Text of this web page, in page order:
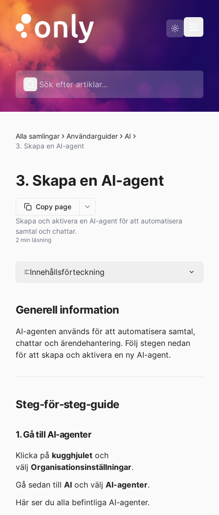
Driftstatus
Svenska
Alla samlingar Användarguider
AI
3. Skapa en AI-agent
3. Skapa en AI-agent
Copy page
More options
Skapa och aktivera en AI-agent för att automatisera
samtal och chattar.
2 min läsning
Innehållsförteckning
Generell information
AI-agenten används för att automatisera samtal,
chattar och ärendehantering. Följ stegen nedan
för att skapa och aktivera en ny AI-agent.
Steg-för-steg-guide
1. Gå till AI-agenter
Klicka på kugghjulet och
välj Organisationsinställningar.
Gå sedan till AI och välj AI-agenter.
Här ser du alla befintliga AI-agenter.